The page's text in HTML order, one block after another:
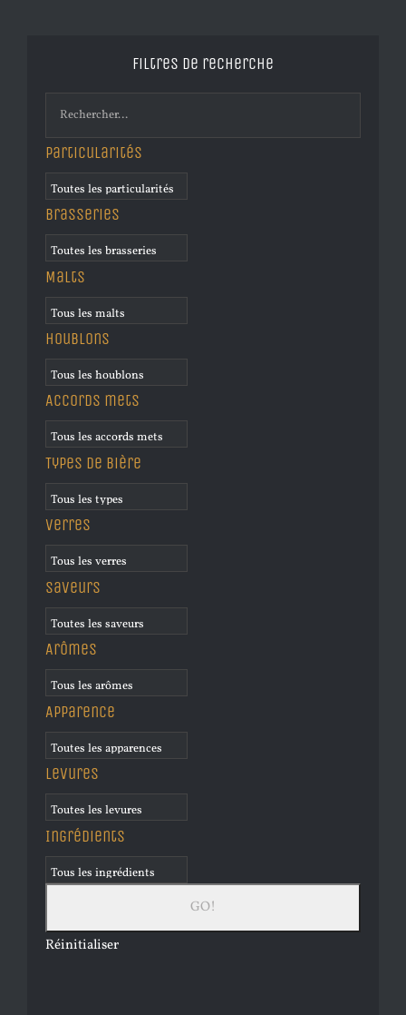
Filtres de recherche
Particularités
Brasseries
Malts
Houblons
Accords mets
Types de bière
Verres
Saveurs
Arômes
Apparence
Levures
Ingrédients
Réinitialiser